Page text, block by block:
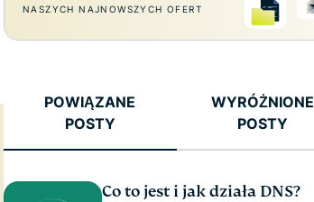
NASZYCH NAJNOWSZYCH OFERT
POWIĄZANE
POSTY
WYRÓŻNIONE
POSTY
Co to jest i jak działa DNS?